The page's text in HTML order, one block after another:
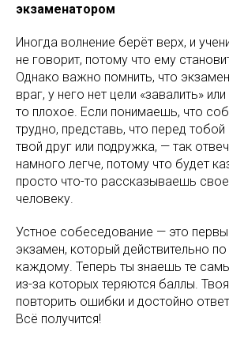
экзаменатором
Иногда волнение берёт верх, и
не говорит, потому что ему
Однако важно помнить, что
враг, у него нет цели «завалить»
то плохое. Если понимаешь, что
трудно, представь, что перед тобой
твой друг или подружка, — так
намного легче, потому что будет
просто что-то рассказываешь
человеку.
Устное собеседование — это
экзамен, который действительно
каждому. Теперь ты знаешь те
из-за которых теряются баллы.
повторить ошибки и достойно
Всё получится!